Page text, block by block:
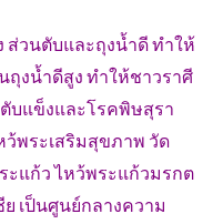
ส่วนตับและถุงน้ำดี ทำให้
ถุงน้ำดีสูง ทำให้ชาวราศี
บแข็งและโรคพิษสุรา
ว้พระเสริมสุขภาพ วัด
ะแก้ว ไหว้พระแก้วมรกต
เป็นศูนย์กลางความ